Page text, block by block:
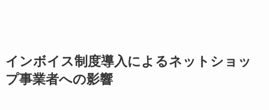
インボイス制度導入によるネットショッ
プ事業者への影響